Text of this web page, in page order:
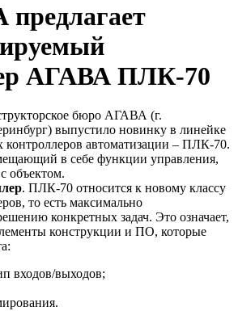
АГАВА ПЛК-70
бюро АГАВА (г.
выпустило новинку в линейке
контроллеров автоматизации – ПЛК-70.
в себе функции управления,
объектом.
. ПЛК-70 относится к новому классу
то есть максимально
конкретных задач. Это означает,
конструкции и ПО, которые
входов/выходов;